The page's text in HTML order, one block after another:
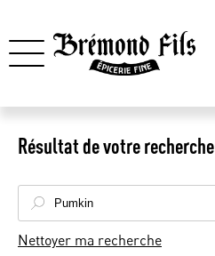
Résultat de votre recherche
Nettoyer ma recherche